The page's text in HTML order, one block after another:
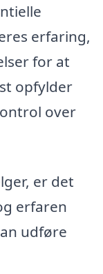
erfaring,
for at
opfylder
over
er det
erfaren
udføre